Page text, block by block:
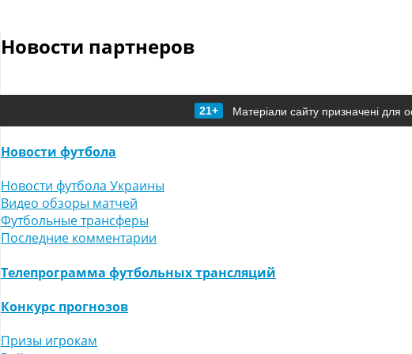
Новости партнеров
21+ Матеріали сайту призначені для
Новости футбола
Новости футбола Украины
Видео обзоры матчей
Футбольные трансферы
Последние комментарии
Телепрограмма футбольных трансляций
Конкурс прогнозов
Призы игрокам